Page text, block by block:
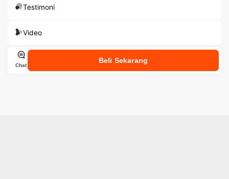
Testimoni
Video
Chat
Beli Sekarang